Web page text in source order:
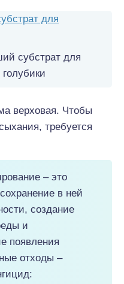
субстрат для
верховая. Чтобы
требуется
– это
в ней
создание
и
появления
отходы –